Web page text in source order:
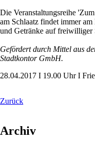
Die Veranstaltungsreihe
am Schlaatz findet immer
und Getränke auf freiwilliger
Gefördert durch Mittel aus
Stadtkontor GmbH.
28.04.2017 I 19.00 Uhr I
Zurück
Archiv